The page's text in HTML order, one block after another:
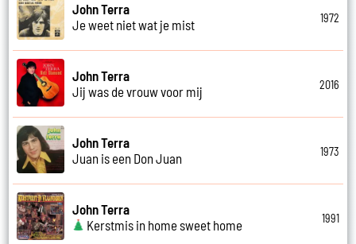
John Terra
Je weet niet wat je mist
1972
John Terra
Jij was de vrouw voor mij
2016
John Terra
Juan is een Don Juan
1973
John Terra
Kerstmis in home sweet home
1991